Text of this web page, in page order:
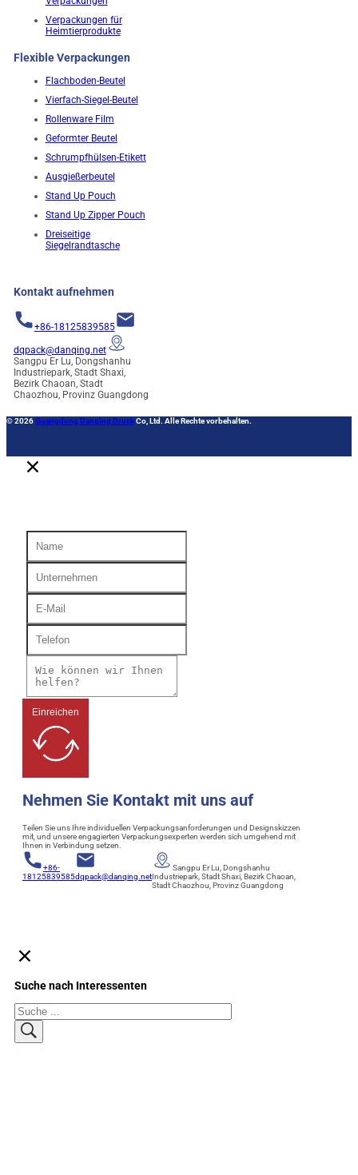
Verpackungen für
Heimtierprodukte
Flexible Verpackungen
Flachboden-Beutel
Vierfach-Siegel-Beutel
Rollenware Film
Geformter Beutel
Schrumpfhülsen-Etikett
Ausgießerbeutel
Stand Up Pouch
Stand Up Zipper Pouch
Dreiseitige
Siegelrandtasche
Kontakt aufnehmen
+86-18125839585
dqpack@danqing.net
Sangpu Er Lu, Dongshanhu
Industriepark, Stadt Shaxi,
Bezirk Chaoan, Stadt
Chaozhou, Provinz Guangdong
© 2026Guangdong Danqing DruckCo, Ltd. Alle Rechte vorbehalten.
Einreichen
Nehmen Sie Kontakt mit uns auf
Teilen Sie uns Ihre individuellen Verpackungsanforderungen und Designskizzen
mit, und unsere engagierten Verpackungsexperten werden sich umgehend mit
Ihnen in Verbindung setzen.
+86-
18125839585dqpack@danqing.net
Sangpu Er Lu, Dongshanhu
Industriepark, Stadt Shaxi, Bezirk Chaoan,
Stadt Chaozhou, Provinz Guangdong
Suche nach Interessenten
Suchen